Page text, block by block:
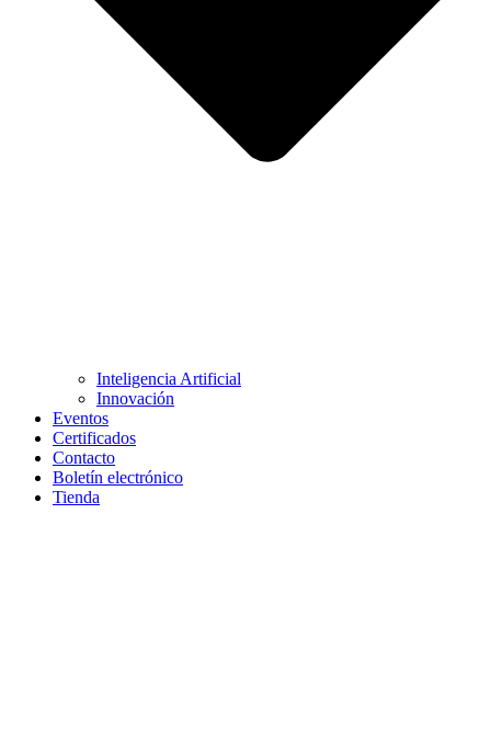
Inteligencia Artificial
Innovación
Eventos
Certificados
Contacto
Boletín electrónico
Tienda